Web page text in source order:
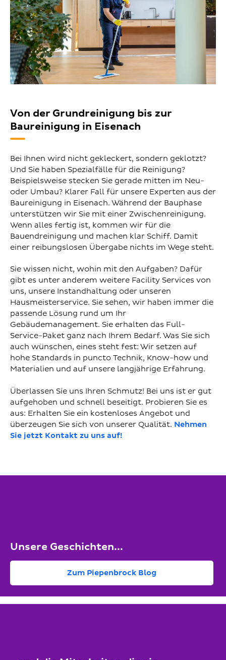
Von der Grundreinigung bis zur
Baureinigung in Eisenach
Bei Ihnen wird nicht gekleckert, sondern geklotzt?
Und Sie haben Spezialfälle für die Reinigung?
Beispielsweise stecken Sie gerade mitten im Neu-
oder Umbau? Klarer Fall für unsere Experten aus der
Baureinigung in Eisenach. Während der Bauphase
unterstützen wir Sie mit einer Zwischenreinigung.
Wenn alles fertig ist, kommen wir für die
Bauendreinigung und machen klar Schiff. Damit
einer reibungslosen Übergabe nichts im Wege steht.
Sie wissen nicht, wohin mit den Aufgaben? Dafür
gibt es unter anderem weitere Facility Services von
uns, unsere Instandhaltung oder unseren
Hausmeisterservice. Sie sehen, wir haben immer die
passende Lösung rund um Ihr
Gebäudemanagement. Sie erhalten das Full-
Service-Paket ganz nach Ihrem Bedarf. Was Sie sich
auch wünschen, eines steht fest: Wir setzen auf
hohe Standards in puncto Technik, Know-how und
Materialien und auf unsere langjährige Erfahrung.
Überlassen Sie uns Ihren Schmutz! Bei uns ist er gut
aufgehoben und schnell beseitigt. Probieren Sie es
aus: Erhalten Sie ein kostenloses Angebot und
überzeugen Sie sich von unserer Qualität. Nehmen
Sie jetzt Kontakt zu uns auf!
Unsere Geschichten...
Zum Piepenbrock Blog